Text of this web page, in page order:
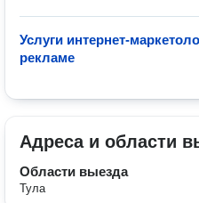
Услуги интернет-
рекламе
Адреса и области
Области выезда
Тула